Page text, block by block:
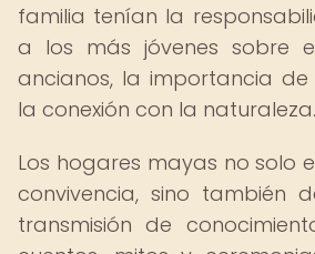
familia tenían la
a los más jóvenes sobre
ancianos, la importancia
la conexión con la naturaleza.
Los hogares mayas no solo
convivencia, sino también
transmisión de